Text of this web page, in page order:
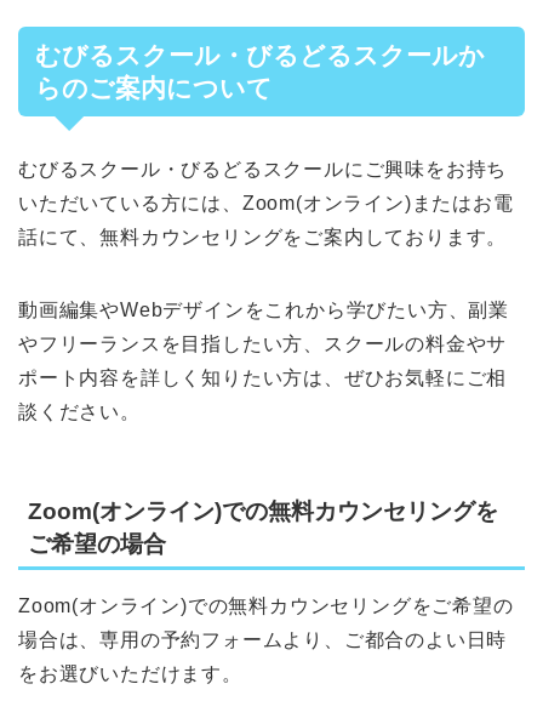
むびるスクール・びるどるスクールか
らのご案内について
むびるスクール・びるどるスクールにご興味をお持ち
いただいている方には、Zoom(オンライン)またはお電
話にて、無料カウンセリングをご案内しております。
動画編集やWebデザインをこれから学びたい方、副業
やフリーランスを目指したい方、スクールの料金やサ
ポート内容を詳しく知りたい方は、ぜひお気軽にご相
談ください。
Zoom(オンライン)での無料カウンセリングを
ご希望の場合
Zoom(オンライン)での無料カウンセリングをご希望の
場合は、専用の予約フォームより、ご都合のよい日時
をお選びいただけます。